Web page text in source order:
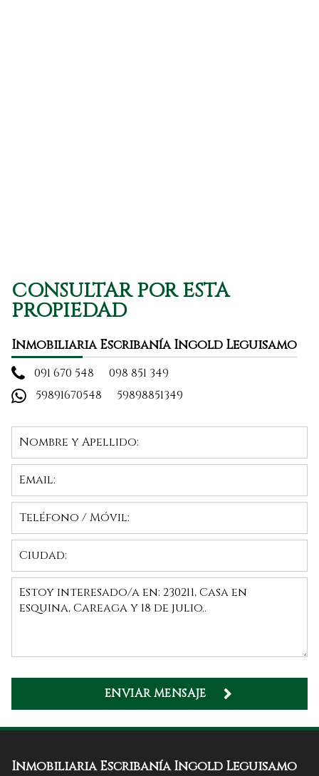
CONSULTAR POR ESTA
PROPIEDAD
Inmobiliaria Escribanía Ingold Leguisamo
091 670 548
098 851 349
59891670548
59898851349
ENVIAR MENSAJE
Inmobiliaria Escribanía Ingold Leguisamo